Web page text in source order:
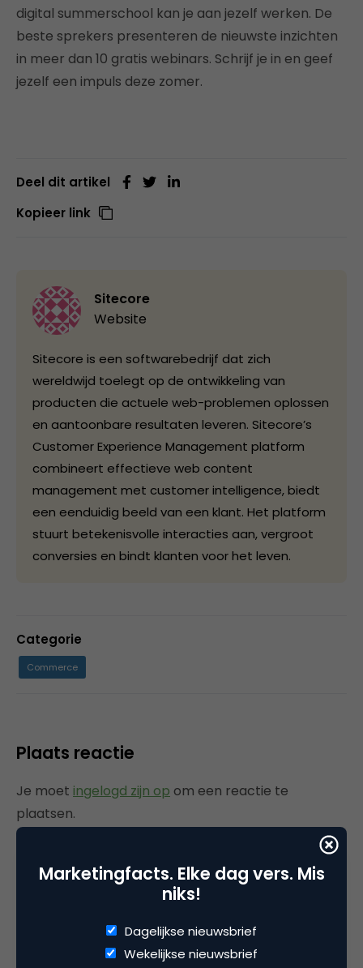
digital summerschool kan je aan jezelf werken. De
beste sprekers presenteren de nieuwste inzichten
in meer dan 10 gratis webinars. Schrijf je in en geef
jezelf een impuls deze zomer.
Deel dit artikel
Kopieer link
Sitecore
Website
Sitecore is een softwarebedrijf dat zich
wereldwijd toelegt op de ontwikkeling van
producten die actuele web-problemen oplossen
en aantoonbare resultaten leveren. Sitecore’s
Customer Experience Management platform
combineert effectieve web content
management met customer intelligence, biedt
een eenduidig beeld van een klant. Het platform
stuurt betekenisvolle interacties aan, vergroot
conversies en bindt klanten voor het leven.
Categorie
Commerce
Plaats reactie
Je moet ingelogd zijn op om een reactie te
plaatsen.
Gerelateerde artikelen
Rebel with or without a cause?
Wake-upcall voor ontwerpers
Marketingfacts. Elke dag vers. Mis
niks!
Dagelijkse nieuwsbrief
Wekelijkse nieuwsbrief